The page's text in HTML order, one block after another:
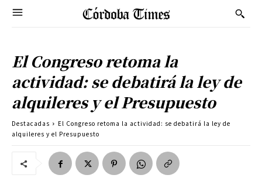
El Congreso retoma la
actividad: se debatirá la ley de
alquileres y el Presupuesto
Destacadas
El Congreso retoma la actividad: se debatirá la ley de
alquileres y el Presupuesto